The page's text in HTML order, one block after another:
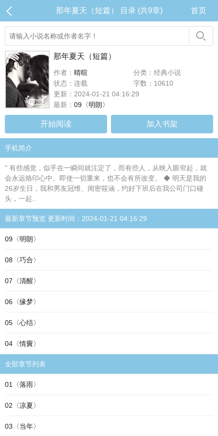
那年夏天（短篇） 目录 (共9章) 首页
那年夏天（短篇）
作者： 晴暄
分类：经典小说
状态：连载
字数：10610
更新：2024-01-21 04:16:29
最新： 09〈明朗〉
开始阅读 加入书架
手机简介
" 有些感觉，似乎在一瞬间就注定了，而有些人，从映入眼帘起，就
会永远烙印心中。即使一切重来，也不会有所改变。 ◆ 明天是我的
26岁生日，我和男友冠维、闺密筱涵，约好下班后在我公司门口碰
头，一起..
最新章节预览 更新时间：2024-01-21 04:16:29
09〈明朗〉
08〈巧合〉
07〈清醒〉
06〈缘梦〉
05〈心结〉
04〈情竇〉
全部章节列表
01〈落雨〉
02〈凉夏〉
03〈当年〉